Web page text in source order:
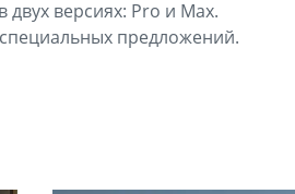
двух версиях: Pro и Max.
предложений.